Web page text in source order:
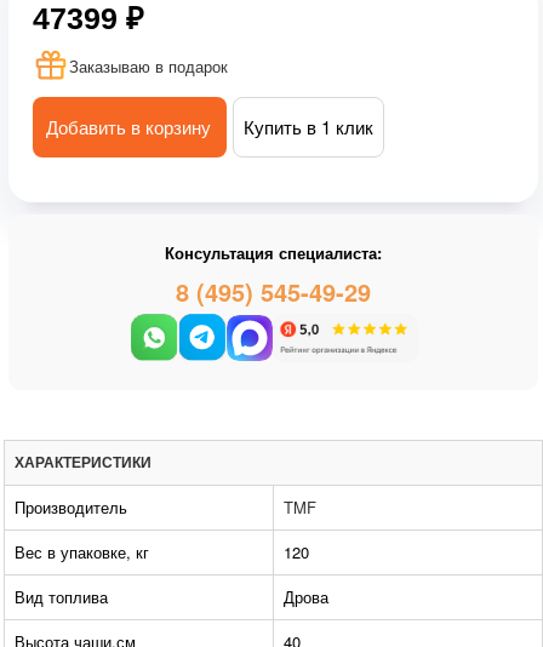
47399 ₽
Заказываю в подарок
Добавить в корзину Купить в 1 клик
Консультация специалиста:
8 (495) 545-49-29
ХАРАКТЕРИСТИКИ
Производитель
TMF
Вес в упаковке, кг
120
Вид топлива
Дрова
Высота чаши,см
40